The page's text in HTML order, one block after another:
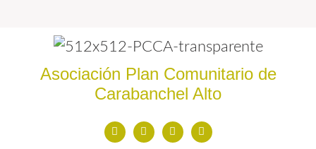
Asociación Plan Comunitario de
Carabanchel Alto